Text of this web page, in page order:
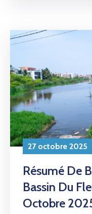
Bassin Du
Lire la suite